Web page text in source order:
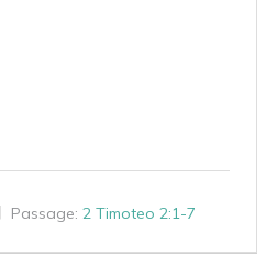
Passage: 2 Timoteo 2:1-7